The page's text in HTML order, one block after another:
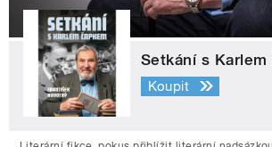
Setkání s Karlem
Koupit